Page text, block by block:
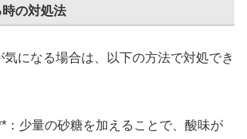
の対処法
気になる場合は、以下の方法で対処でき
：少量の砂糖を加えることで、酸味が